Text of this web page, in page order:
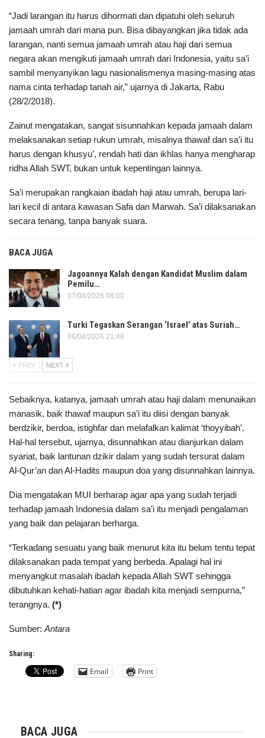
“Jadi larangan itu harus dihormati dan dipatuhi oleh seluruh
jamaah umrah dari mana pun. Bisa dibayangkan jika tidak ada
larangan, nanti semua jamaah umrah atau haji dari semua
negara akan mengikuti jamaah umrah dari Indonesia, yaitu sa’i
sambil menyanyikan lagu nasionalismenya masing-masing atas
nama cinta terhadap tanah air,” ujarnya di Jakarta, Rabu
(28/2/2018).
Zainut mengatakan, sangat sisunnahkan kepada jamaah dalam
melaksanakan setiap rukun umrah, misalnya thawaf dan sa’i itu
harus dengan khusyu’, rendah hati dan ikhlas hanya mengharap
ridha Allah SWT, bukan untuk kepentingan lainnya.
Sa’i merupakan rangkaian ibadah haji atau umrah, berupa lari-
lari kecil di antara kawasan Safa dan Marwah. Sa’i dilaksanakan
secara tenang, tanpa banyak suara.
BACA JUGA
Jagoannya Kalah dengan Kandidat Muslim dalam
Pemilu…
07/08/2026 08:00
Turki Tegaskan Serangan ‘Israel’ atas Suriah…
06/08/2026 21:48
PREV NEXT
Sebaiknya, katanya, jamaah umrah atau haji dalam menunaikan
manasik, baik thawaf maupun sa’i itu diisi dengan banyak
berdzikir, berdoa, istighfar dan melafalkan kalimat ‘thoyyibah’.
Hal-hal tersebut, ujarnya, disunnahkan atau dianjurkan dalam
syariat, baik lantunan dzikir dalam yang sudah tersurat dalam
Al-Qur’an dan Al-Hadits maupun doa yang disunnahkan lainnya.
Dia mengatakan MUI berharap agar apa yang sudah terjadi
terhadap jamaah Indonesia dalam sa’i itu menjadi pengalaman
yang baik dan pelajaran berharga.
“Terkadang sesuatu yang baik menurut kita itu belum tentu tepat
dilaksanakan pada tempat yang berbeda. Apalagi hal ini
menyangkut masalah ibadah kepada Allah SWT sehingga
dibutuhkan kehati-hatian agar ibadah kita menjadi sempurna,”
terangnya. (*)
Sumber:Antara
Sharing:
Email Print
BACA JUGA